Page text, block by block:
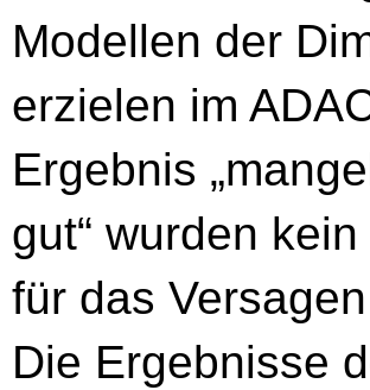
Modellen der
erzielen im
Ergebnis
gut“ wurden
für das
Die Ergebnisse